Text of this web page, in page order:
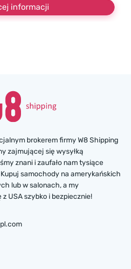
informacji
brokerem firmy W8 Shipping
zajmującej się wysyłką
znani i zaufało nam tysiące
samochody na amerykańskich
lub w salonach, a my
USA szybko i bezpiecznie!